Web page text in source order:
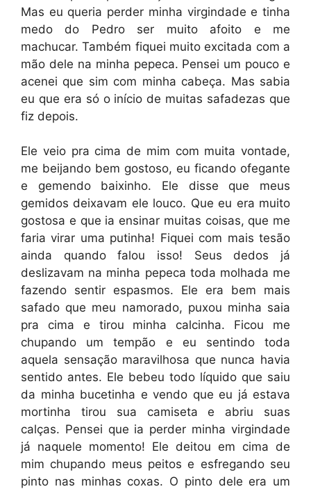
Mas eu queria perder minha virgindade e tinha
medo do Pedro ser muito afoito e me
machucar. Também fiquei muito excitada com a
mão dele na minha pepeca. Pensei um pouco e
acenei que sim com minha cabeça. Mas sabia
eu que era só o início de muitas safadezas que
fiz depois.
Ele veio pra cima de mim com muita vontade,
me beijando bem gostoso, eu ficando ofegante
e gemendo baixinho. Ele disse que meus
gemidos deixavam ele louco. Que eu era muito
gostosa e que ia ensinar muitas coisas, que me
faria virar uma putinha! Fiquei com mais tesão
ainda quando falou isso! Seus dedos já
deslizavam na minha pepeca toda molhada me
fazendo sentir espasmos. Ele era bem mais
safado que meu namorado, puxou minha saia
pra cima e tirou minha calcinha. Ficou me
chupando um tempão e eu sentindo toda
aquela sensação maravilhosa que nunca havia
sentido antes. Ele bebeu todo líquido que saiu
da minha bucetinha e vendo que eu já estava
mortinha tirou sua camiseta e abriu suas
calças. Pensei que ia perder minha virgindade
já naquele momento! Ele deitou em cima de
mim chupando meus peitos e esfregando seu
pinto nas minhas coxas. O pinto dele era um